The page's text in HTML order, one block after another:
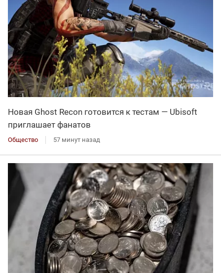
Новая Ghost Recon готовится к тестам — Ubisoft
приглашает фанатов
Общество 57 минут назад